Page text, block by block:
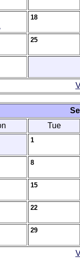
18
25
Tue
1
8
15
22
29